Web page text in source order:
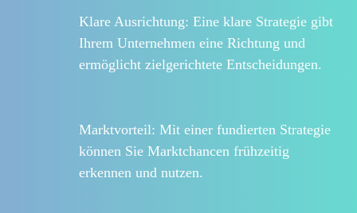
Klare Ausrichtung: Eine klare Strategie gibt
Ihrem Unternehmen eine Richtung und
ermöglicht zielgerichtete Entscheidungen.
Marktvorteil: Mit einer fundierten Strategie
können Sie Marktchancen frühzeitig
erkennen und nutzen.